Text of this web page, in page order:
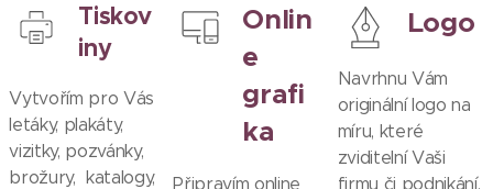
Tiskov
iny
Vytvořím pro Vás
letáky, plakáty,
vizitky, pozvánky,
brožury, katalogy,
Onlin
e
grafi
ka
Připravím online
Logo
Navrhnu Vám
originální logo na
míru, které
zviditelní Vaši
firmu či podnikání.